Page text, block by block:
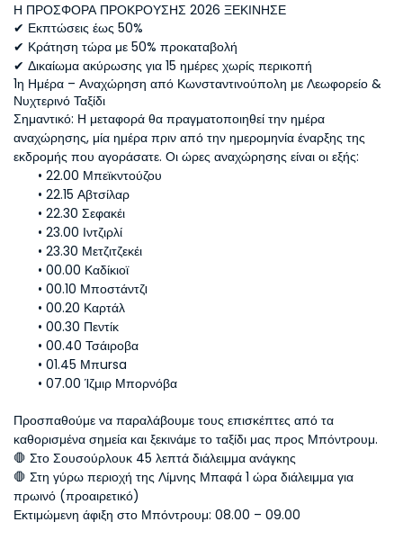
Η ΠΡΟΣΦΟΡΑ ΠΡΟΚΡΟΥΣΗΣ 2026 ΞΕΚΙΝΗΣΕ
✔ Εκπτώσεις έως 50%
✔ Κράτηση τώρα με 50% προκαταβολή
✔ Δικαίωμα ακύρωσης για 15 ημέρες χωρίς περικοπή
1η Ημέρα – Αναχώρηση από Κωνσταντινούπολη με Λεωφορείο &
Νυχτερινό Ταξίδι
Σημαντικό: Η μεταφορά θα πραγματοποιηθεί την ημέρα
αναχώρησης, μία ημέρα πριν από την ημερομηνία έναρξης της
εκδρομής που αγοράσατε. Οι ώρες αναχώρησης είναι οι εξής:
22.00 Μπεϊκντούζου
22.15 Αβτσίλαρ
22.30 Σεφακέι
23.00 Ιντζιρλί
23.30 Μετζιτζεκέι
00.00 Καδίκιοϊ
00.10 Μποστάντζı
00.20 Καρτάλ
00.30 Πεντίκ
00.40 Τσάιροβα
01.45 Μπursa
07.00 Ίζμιρ Μπορνόβα
Προσπαθούμε να παραλάβουμε τους επισκέπτες από τα
καθορισμένα σημεία και ξεκινάμε το ταξίδι μας προς Μπόντρουμ.
🛑 Στο Σουσούρλουκ 45 λεπτά διάλειμμα ανάγκης
🛑 Στη γύρω περιοχή της Λίμνης Μπαφά 1 ώρα διάλειμμα για
πρωινό (προαιρετικό)
Εκτιμώμενη άφιξη στο Μπόντρουμ: 08.00 – 09.00